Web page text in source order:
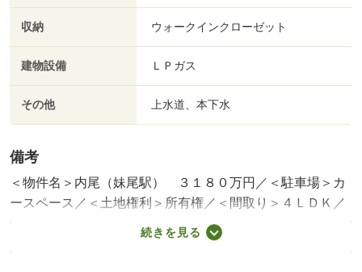
収納 ウォークインクローゼット
建物設備 ＬＰガス
その他 上水道、本下水
備考
＜物件名＞内尾（妹尾駅） ３１８０万円／＜駐車場＞カ
ースペース／＜土地権利＞所有権／＜間取り＞４ＬＤＫ／
＜特徴＞【２４時間見学予約可能】新築戸建の事ならケイ
アイ不動産販売へ♪、ＢＥＬＳ／省エネ基準適合認定書あ
続きを見る